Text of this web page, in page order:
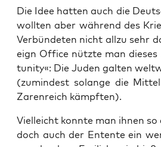
Die Idee hat­ten auch die
woll­ten aber wäh­rend des
Ver­bün­de­ten nicht all­zu sehr
eign Office nütz­te man
tu­ni­ty«: Die Juden gal­ten
(zumin­dest solan­ge die
Zaren­reich kämpften).
Viel­leicht konn­te man ihnen so
doch auch der Entente ein